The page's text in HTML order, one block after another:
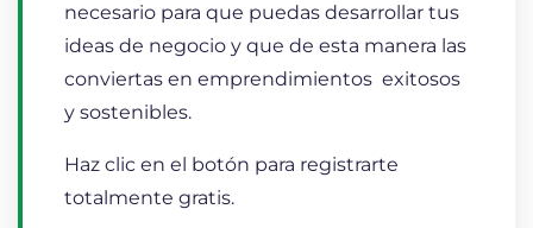
necesario para que puedas desarrollar tus
ideas de negocio y que de esta manera las
conviertas en emprendimientos exitosos
y sostenibles.
Haz clic en el botón para registrarte
totalmente gratis.